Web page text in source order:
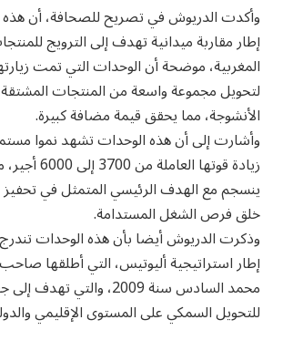
وأكدت الدريوش في تصريح للصحافة، أن هذه
إطار مقاربة ميدانية تهدف إلى الترويج
المغربية، موضحة أن الوحدات التي تمت
لتحويل مجموعة واسعة من المنتجات
الأنشوجة، مما يحقق قيمة مضافة كبيرة.
وأشارت إلى أن هذه الوحدات تشهد نموا
زيادة قوتها
ينسجم مع الهدف الرئيسي المتمثل في تحفيز
خلق فرص الشغل المستدامة.
وذكرت الدريوش أيضا بأن هذه الوحدات
إطار استراتيجية أليوتيس، التي أطلقها
محمد السادس سنة 2009،
للتحويل السمكي على المستوى الإقليمي